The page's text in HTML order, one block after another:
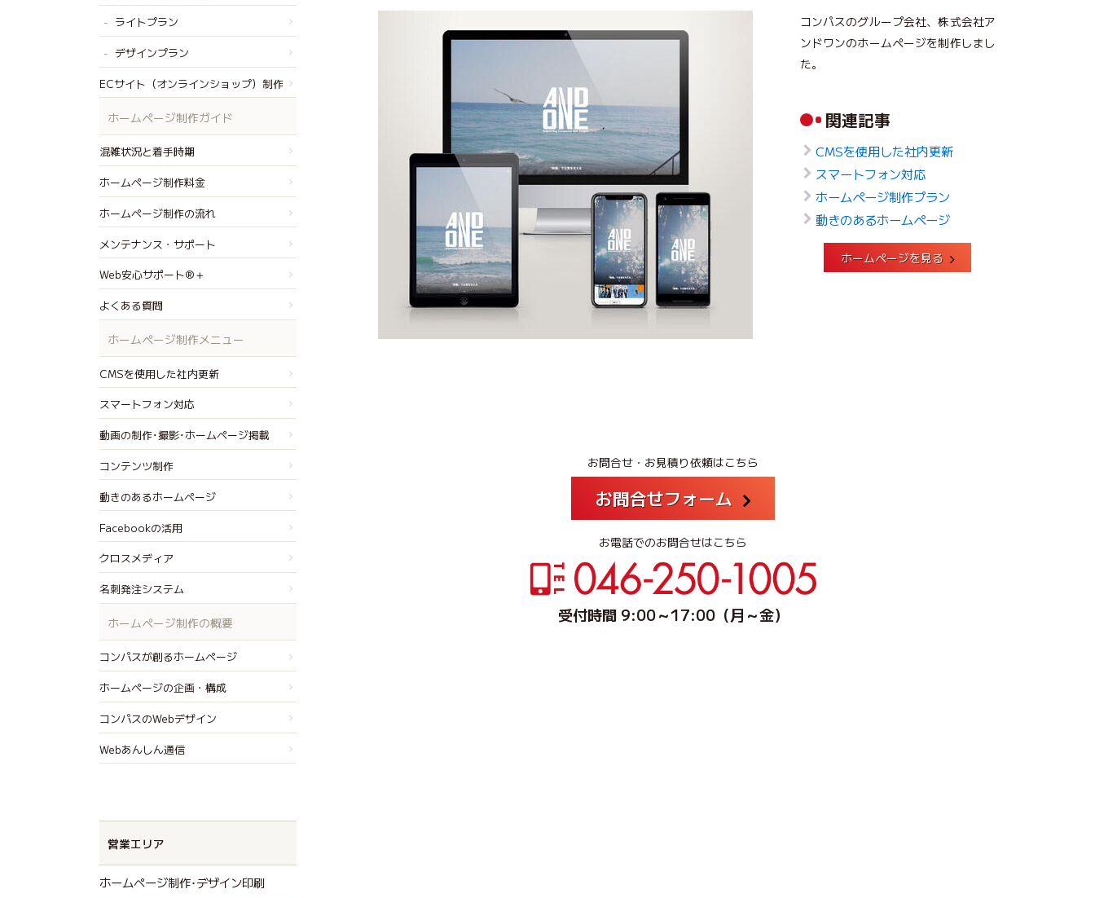
コンパスのグループ会社、株式会社ア
ンドワンのホームページを制作しまし
た。
関連記事
CMSを使用した社内更新
スマートフォン対応
ホームページ制作プラン
動きのあるホームページ
ホームページを見る
お問合せ・お見積り依頼はこちら
お問合せフォーム
お電話でのお問合せはこちら
受付時間 9:00～17:00（月～金）
ライトプラン
デザインプラン
ECサイト（オンラインショップ）制作
ホームページ制作ガイド
混雑状況と着手時期
ホームページ制作料金
ホームページ制作の流れ
メンテナンス・サポート
Web安心サポート®＋
よくある質問
ホームページ制作メニュー
CMSを使用した社内更新
スマートフォン対応
動画の制作･撮影･ホームページ掲載
コンテンツ制作
動きのあるホームページ
Facebookの活用
クロスメディア
名刺発注システム
ホームページ制作の概要
コンパスが創るホームページ
ホームページの企画・構成
コンパスのWebデザイン
Webあんしん通信
営業エリア
ホームページ制作･デザイン印刷